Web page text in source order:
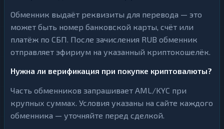
Обменник выдаёт реквизиты для перевода — это
может быть номер банковской карты, счёт или
платёж по СБП. После зачисления RUB обменник
отправляет эфириум на указанный криптокошелёк.
Нужна ли верификация при покупке криптовалюты?
Часть обменников запрашивает AML/KYC при
крупных суммах. Условия указаны на сайте каждого
обменника — уточняйте перед сделкой.